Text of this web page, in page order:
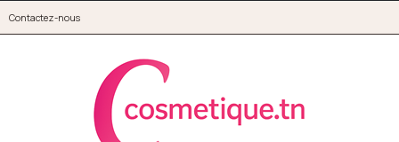
Contactez-nous